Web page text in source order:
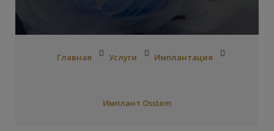
Главная Услуги Имплантация
Имплант Osstem